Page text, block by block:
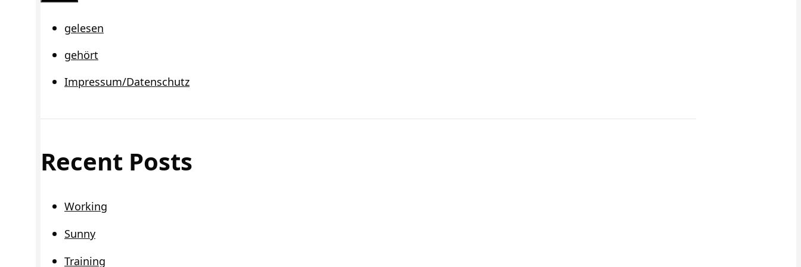
Schließen
gelesen
gehört
Impressum/Datenschutz
Recent Posts
Working
Sunny
Training